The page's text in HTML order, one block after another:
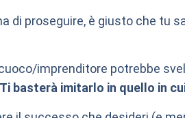
di proseguire, è giusto che tu
imprenditore potrebbe
Ti basterà imitarlo in quello in